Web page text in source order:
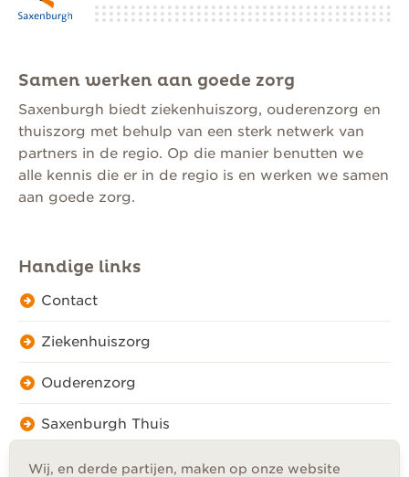
Wij, en derde partijen, maken op onze website
Samen werken aan goede zorg
Saxenburgh biedt ziekenhuiszorg, ouderenzorg en
thuiszorg met behulp van een sterk netwerk van
partners in de regio. Op die manier benutten we
alle kennis die er in de regio is en werken we samen
aan goede zorg.
Handige links
Contact
Ziekenhuiszorg
Ouderenzorg
Saxenburgh Thuis